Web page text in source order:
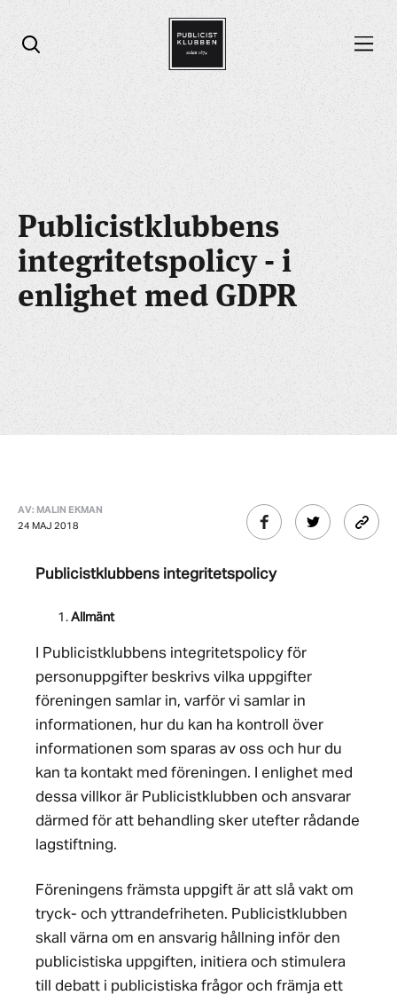
Öppna sök
Öppna menyn
Publicistklubbens
integritetspolicy - i
enlighet med GDPR
AV: MALIN EKMAN
24 MAJ 2018
Publicistklubbens integritetspolicy
Allmänt
I Publicistklubbens integritetspolicy för
personuppgifter beskrivs vilka uppgifter
föreningen samlar in, varför vi samlar in
informationen, hur du kan ha kontroll över
informationen som sparas av oss och hur du
kan ta kontakt med föreningen. I enlighet med
dessa villkor är Publicistklubben och ansvarar
därmed för att behandling sker utefter rådande
lagstiftning.
Föreningens främsta uppgift är att slå vakt om
tryck- och yttrandefriheten. Publicistklubben
skall värna om en ansvarig hållning inför den
publicistiska uppgiften, initiera och stimulera
till debatt i publicistiska frågor och främja ett